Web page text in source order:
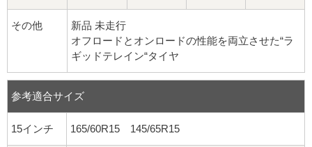
その他
新品 未走行
オフロードとオンロードの性能を両立させた“ラ
ギッドテレイン“タイヤ
参考適合サイズ
15インチ 165/60R15 145/65R15